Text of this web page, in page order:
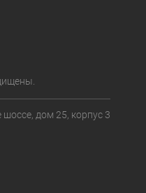
шоссе, дом 25, корпус 3